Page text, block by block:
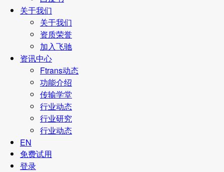
关于我们
关于我们
资质荣誉
加入飞驰
资讯中心
Ftrans动态
功能介绍
传输学堂
行业动态
行业研究
行业动态
EN
免费试用
登录